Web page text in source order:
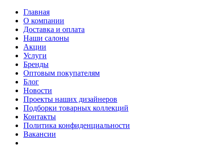
Главная
О компании
Доставка и оплата
Наши cалоны
Акции
Услуги
Бренды
Оптовым покупателям
Блог
Новости
Проекты наших дизайнеров
Подборки товарных коллекций
Контакты
Политика конфиденциальности
Вакансии